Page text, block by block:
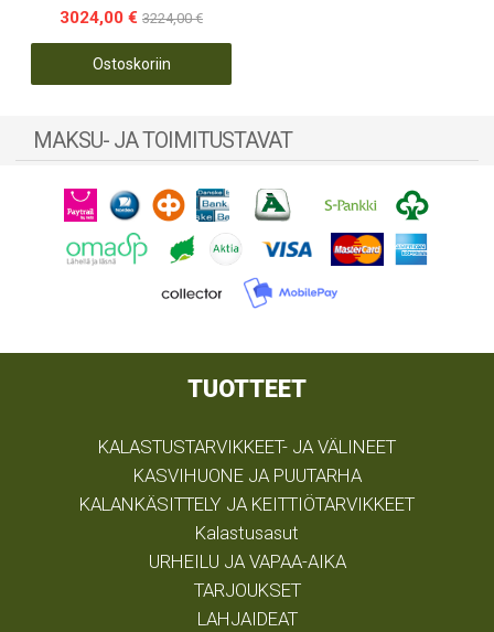
3024,00 € 3224,00 €
Ostoskoriin
MAKSU- JA TOIMITUSTAVAT
TUOTTEET
KALASTUSTARVIKKEET- JA VÄLINEET
KASVIHUONE JA PUUTARHA
KALANKÄSITTELY JA KEITTIÖTARVIKKEET
Kalastusasut
URHEILU JA VAPAA-AIKA
TARJOUKSET
LAHJAIDEAT